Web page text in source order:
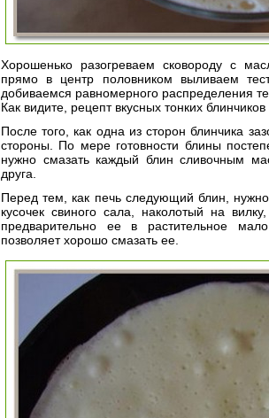
Хорошенько разогреваем сковороду с
прямо в центр половником выливаем
добиваемся равномерного распределения
Как видите, рецепт вкусных тонких
После того, как одна из сторон блинчика
стороны. По мере готовности блины
нужно смазать каждый блин сливочным
друга.
Перед тем, как печь следующий блин,
кусочек свиного сала, наколотый на
предварительно ее в растительное
позволяет хорошо смазать ее.